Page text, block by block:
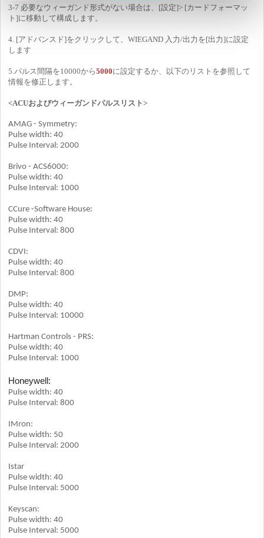
3-7 必要なウィーガンド形式がない場合は、[設定]> [カードフォーマッ
ト]に移動して構成します。
4. [アドバンスド]をクリックして、WIEGAND 入力/出力を[出力]に設定
します
5.パルス間隔を10000から5000に設定するか、以下のリストを参照して
情報を修正します。
<ACUおよびウィーガンドパルスリスト>
AMAG - Symmetry:
Pulse width: 40
Pulse Interval: 2000
Brivo - ACS6000:
Pulse width: 40
Pulse Interval: 1000
CCure -Software House:
Pulse width: 40
Pulse Interval: 800
CDVI:
Pulse width: 40
Pulse Interval: 800
DMP:
Pulse width: 40
Pulse Interval: 10000
Hartman Controls - PRS:
Pulse width: 40
Pulse Interval: 1000
Honeywell:
Pulse width: 40
Pulse Interval: 800
IMron:
Pulse width: 50
Pulse Interval: 2000
Istar
Pulse width: 40
Pulse Interval: 5000
Keyscan:
Pulse width: 40
Pulse Interval: 5000